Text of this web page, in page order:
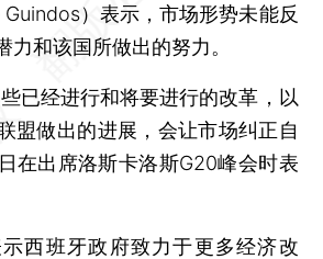
）表示，市场形势未能反
力和该国所做出的努力。
经进行和将要进行的改革，以
盟做出的进展，会让市场纠正自
在出席洛斯卡洛斯G20峰会时表
班牙政府致力于更多经济改